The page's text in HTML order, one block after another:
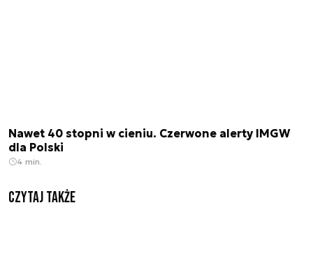
Nawet 40 stopni w cieniu. Czerwone alerty IMGW
dla Polski
4 min.
Czytaj także